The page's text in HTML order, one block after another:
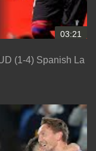
03:21
La